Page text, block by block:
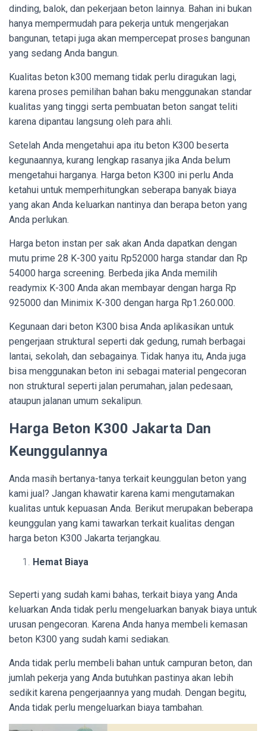
dinding, balok, dan pekerjaan beton lainnya. Bahan ini bukan
hanya mempermudah para pekerja untuk mengerjakan
bangunan, tetapi juga akan mempercepat proses bangunan
yang sedang Anda bangun.
Kualitas beton k300 memang tidak perlu diragukan lagi,
karena proses pemilihan bahan baku menggunakan standar
kualitas yang tinggi serta pembuatan beton sangat teliti
karena dipantau langsung oleh para ahli.
Setelah Anda mengetahui apa itu beton K300 beserta
kegunaannya, kurang lengkap rasanya jika Anda belum
mengetahui harganya. Harga beton K300 ini perlu Anda
ketahui untuk memperhitungkan seberapa banyak biaya
yang akan Anda keluarkan nantinya dan berapa beton yang
Anda perlukan.
Harga beton instan per sak akan Anda dapatkan dengan
mutu prime 28 K-300 yaitu Rp52000 harga standar dan Rp
54000 harga screening. Berbeda jika Anda memilih
readymix K-300 Anda akan membayar dengan harga Rp
925000 dan Minimix K-300 dengan harga Rp1.260.000.
Kegunaan dari beton K300 bisa Anda aplikasikan untuk
pengerjaan struktural seperti dak gedung, rumah berbagai
lantai, sekolah, dan sebagainya. Tidak hanya itu, Anda juga
bisa menggunakan beton ini sebagai material pengecoran
non struktural seperti jalan perumahan, jalan pedesaan,
ataupun jalanan umum sekalipun.
Harga Beton K300 Jakarta Dan
Keunggulannya
Anda masih bertanya-tanya terkait keunggulan beton yang
kami jual? Jangan khawatir karena kami mengutamakan
kualitas untuk kepuasan Anda. Berikut merupakan beberapa
keunggulan yang kami tawarkan terkait kualitas dengan
harga beton K300 Jakarta terjangkau.
Hemat Biaya
Seperti yang sudah kami bahas, terkait biaya yang Anda
keluarkan Anda tidak perlu mengeluarkan banyak biaya untuk
urusan pengecoran. Karena Anda hanya membeli kemasan
beton K300 yang sudah kami sediakan.
Anda tidak perlu membeli bahan untuk campuran beton, dan
jumlah pekerja yang Anda butuhkan pastinya akan lebih
sedikit karena pengerjaannya yang mudah. Dengan begitu,
Anda tidak perlu mengeluarkan biaya tambahan.